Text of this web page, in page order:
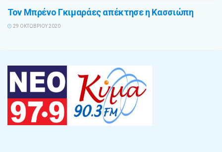
Τον Μπρένο Γκιμαράες απέκτησε η Κασσιώπη
29 ΟΚΤΩΒΡΊΟΥ 2020